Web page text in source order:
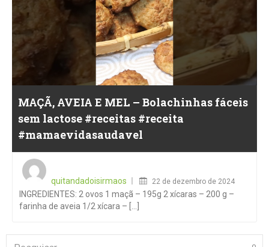
MAÇÃ, AVEIA E MEL – Bolachinhas fáceis
sem lactose #receitas #receita
#mamaevidasaudavel
quitandadoisirmaos
22 de dezembro de 2024
INGREDIENTES: 2 ovos 1 maçã – 195g 2 xícaras – 200 g –
farinha de aveia 1/2 xícara – [...]